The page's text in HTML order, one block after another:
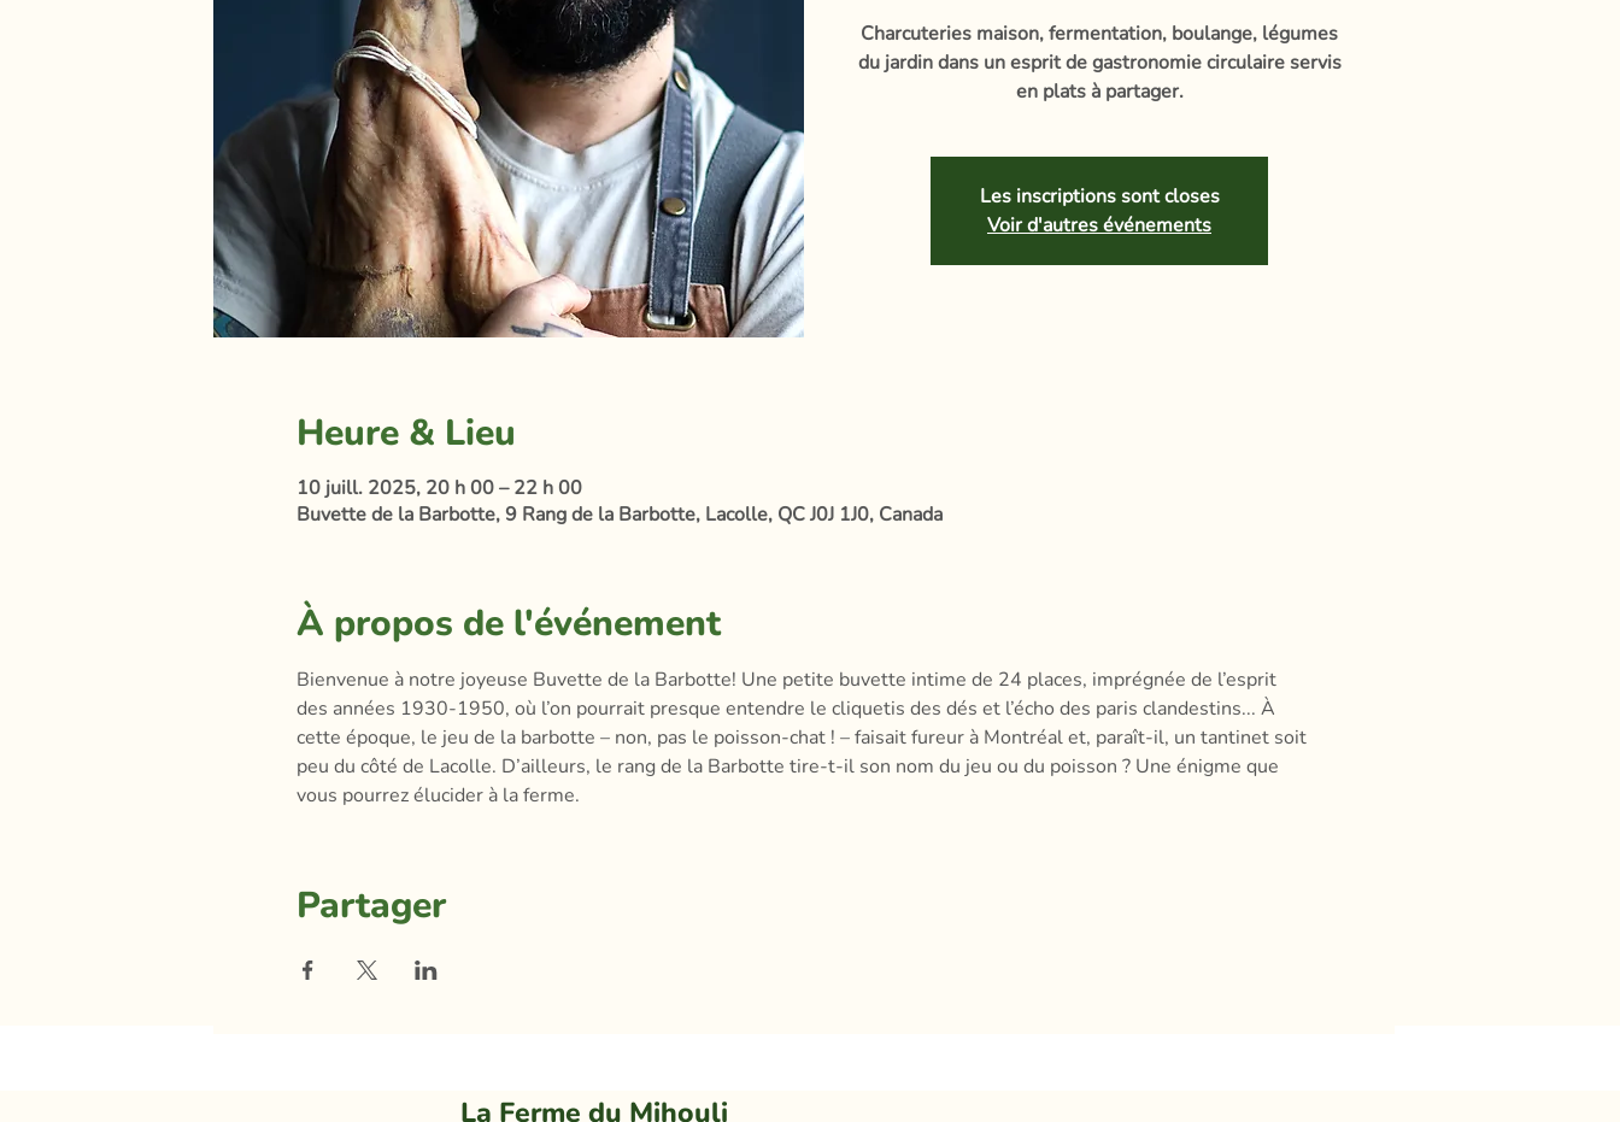
Charcuteries maison, fermentation, boulange, légumes
du jardin dans un esprit de gastronomie circulaire servis
en plats à partager.
Les inscriptions sont closes
Voir d'autres événements
Heure & Lieu
10 juill. 2025, 20 h 00 – 22 h 00
Buvette de la Barbotte, 9 Rang de la Barbotte, Lacolle, QC J0J 1J0, Canada
À propos de l'événement
Bienvenue à notre joyeuse Buvette de la Barbotte! Une petite buvette intime de 24 places, imprégnée de l’esprit
des années 1930-1950, où l’on pourrait presque entendre le cliquetis des dés et l’écho des paris clandestins... À
cette époque, le jeu de la barbotte – non, pas le poisson-chat ! – faisait fureur à Montréal et, paraît-il, un tantinet soit
peu du côté de Lacolle. D’ailleurs, le rang de la Barbotte tire-t-il son nom du jeu ou du poisson ? Une énigme que
vous pourrez élucider à la ferme.
Partager
La Ferme du Mihouli